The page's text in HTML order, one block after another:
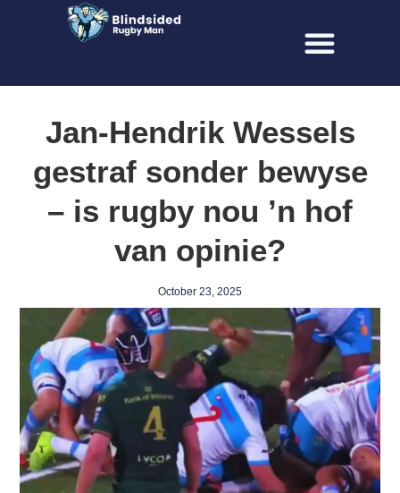
Jan-Hendrik Wessels
gestraf sonder bewyse
– is rugby nou ’n hof
van opinie?
October 23, 2025